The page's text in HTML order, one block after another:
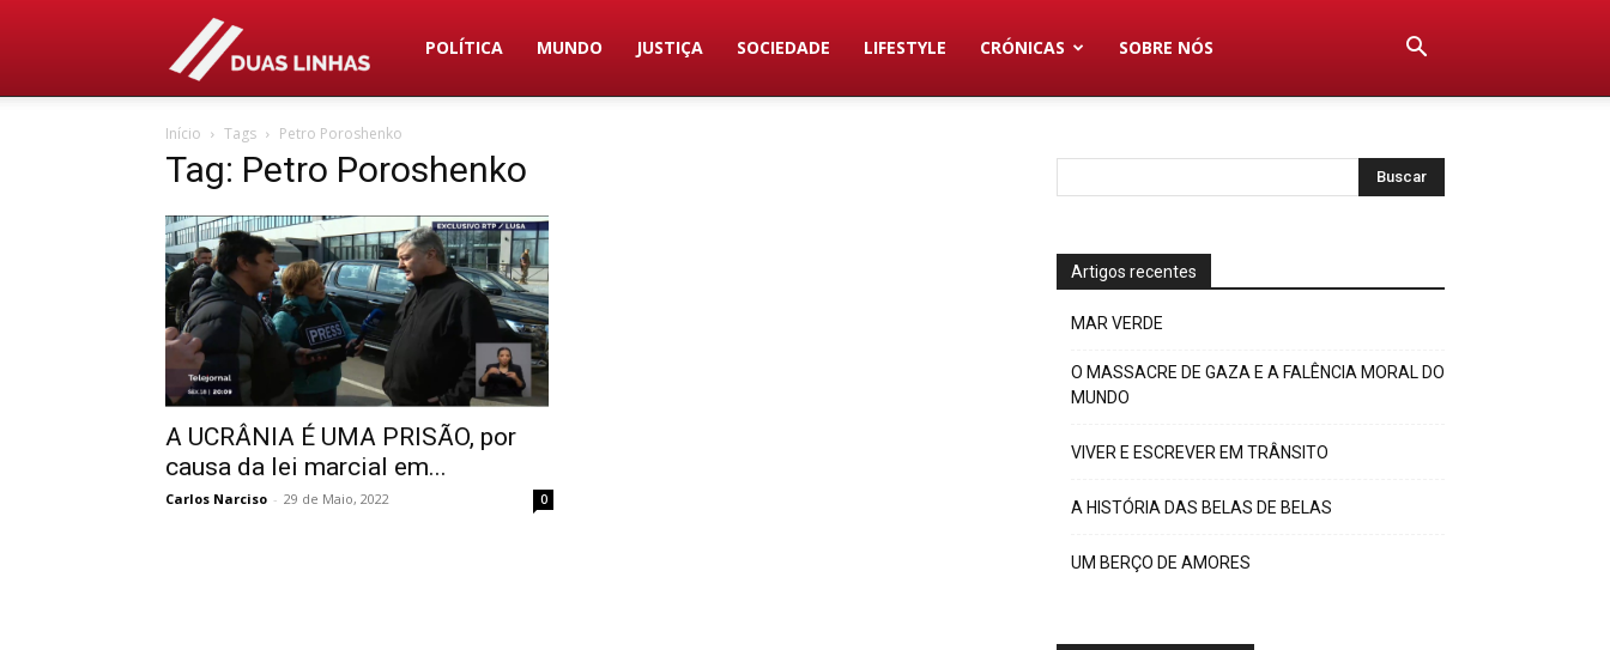
Duas
POLÍTICA MUNDO JUSTIÇA SOCIEDADE LIFESTYLE CRÓNICAS SOBRE NÓS
Início Tags Petro Poroshenko
Tag: Petro Poroshenko
A UCRÂNIA É UMA PRISÃO, por
causa da lei marcial em...
Carlos Narciso - 29 de Maio, 2022 0
Artigos recentes
MAR VERDE
O MASSACRE DE GAZA E A FALÊNCIA MORAL DO
MUNDO
VIVER E ESCREVER EM TRÂNSITO
A HISTÓRIA DAS BELAS DE BELAS
UM BERÇO DE AMORES